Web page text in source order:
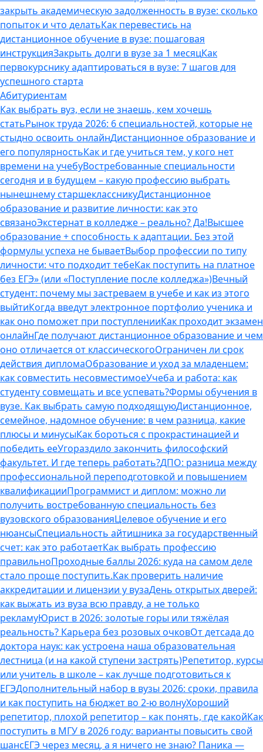
закрыть академическую задолженность в вузе: сколько
попыток и что делатьКак перевестись на
дистанционное обучение в вузе: пошаговая
инструкцияЗакрыть долги в вузе за 1 месяцКак
первокурснику адаптироваться в вузе: 7 шагов для
успешного старта
Абитуриентам
Как выбрать вуз, если не знаешь, кем хочешь
статьРынок труда 2026: 6 специальностей, которые не
стыдно освоить онлайнДистанционное образование и
его популярностьКак и где учиться тем, у кого нет
времени на учебуВостребованные специальности
сегодня и в будущем – какую профессию выбрать
нынешнему старшеклассникуДистанционное
образование и развитие личности: как это
связаноЭкстернат в колледже – реально? Да!Высшее
образование + способность к адаптации. Без этой
формулы успеха не бываетВыбор профессии по типу
личности: что подходит тебеКак поступить на платное
без ЕГЭ» (или «Поступление после колледжа»)Вечный
студент: почему мы застреваем в учебе и как из этого
выйтиКогда введут электронное портфолио ученика и
как оно поможет при поступленииКак проходит экзамен
онлайнГде получают дистанционное образование и чем
оно отличается от классическогоОграничен ли срок
действия дипломаОбразование и уход за младенцем:
как совместить несовместимоеУчеба и работа: как
студенту совмещать и все успевать?Формы обучения в
вузе. Как выбрать самую подходящуюДистанционное,
семейное, надомное обучение: в чем разница, какие
плюсы и минусыКак бороться с прокрастинацией и
победить ееУгораздило закончить философский
факультет. И где теперь работать?ДПО: разница между
профессиональной переподготовкой и повышением
квалификацииПрограммист и диплом: можно ли
получить востребованную специальность без
вузовского образованияЦелевое обучение и его
нюансыСпециальность айтишника за государственный
счет: как это работаетКак выбрать профессию
правильноПроходные баллы 2026: куда на самом деле
стало проще поступить.Как проверить наличие
аккредитации и лицензии у вузаДень открытых дверей:
как выжать из вуза всю правду, а не только
рекламуЮрист в 2026: золотые горы или тяжёлая
реальность? Карьера без розовых очковОт детсада до
доктора наук: как устроена наша образовательная
лестница (и на какой ступени застрять)Репетитор, курсы
или учитель в школе – как лучше подготовиться к
ЕГЭДополнительный набор в вузы 2026: сроки, правила
и как поступить на бюджет во 2‑ю волнуХороший
репетитор, плохой репетитор – как понять, где какойКак
поступить в МГУ в 2026 году: варианты повысить свой
шансЕГЭ через месяц, а я ничего не знаю? Паника —